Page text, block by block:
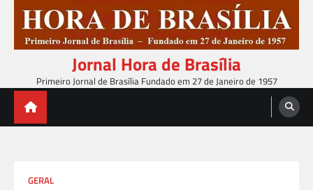
content
Jornal Hora de Brasília
Primeiro Jornal de Brasília Fundado em 27 de Janeiro de 1957
GERAL